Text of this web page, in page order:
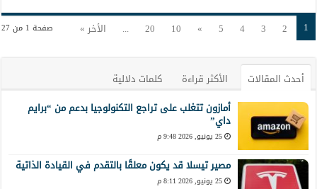
صفحة 1 من 27 1
2
3
4
5
»
10
20
... الأخر »
أحدث المقالات الأكثر قراءة
كلمات دلالية
أمازون تتغلب على تراجع التكنولوجيا بدعم من “برايم
داي”
25 يونيو, 2026 9:48 م
مصير تيسلا قد يكون معلقًا بالتقدم في القيادة الذاتية
25 يونيو, 2026 8:11 م